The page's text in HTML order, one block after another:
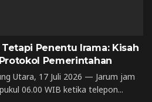
Penentu Irama: Kisah
Pemerintahan
Utara, 17 Juli 2026 — Jarum jam
06.00 WIB ketika telepon...